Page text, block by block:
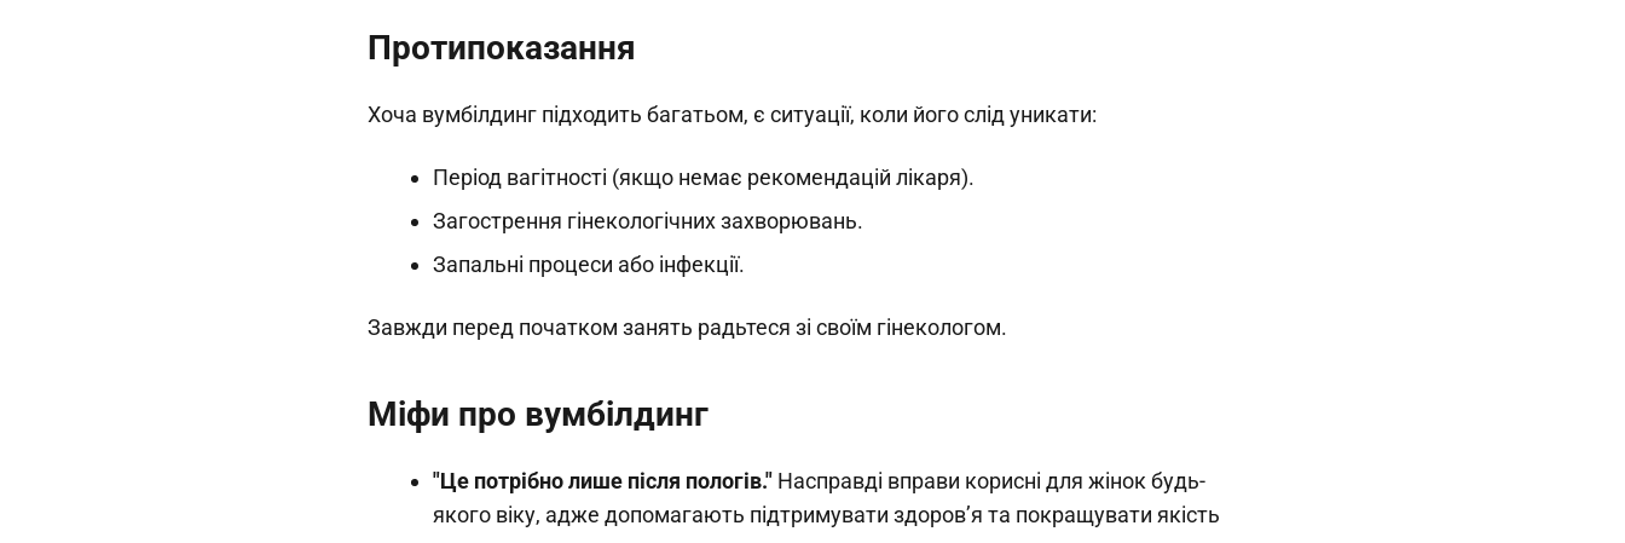
Протипоказання
Хоча вумбілдинг підходить багатьом, є ситуації, коли його слід уникати:
Період вагітності (якщо немає рекомендацій лікаря).
Загострення гінекологічних захворювань.
Запальні процеси або інфекції.
Завжди перед початком занять радьтеся зі своїм гінекологом.
Міфи про вумбілдинг
"Це потрібно лише після пологів." Насправді вправи корисні для жінок будь-
якого віку, адже допомагають підтримувати здоров’я та покращувати якість